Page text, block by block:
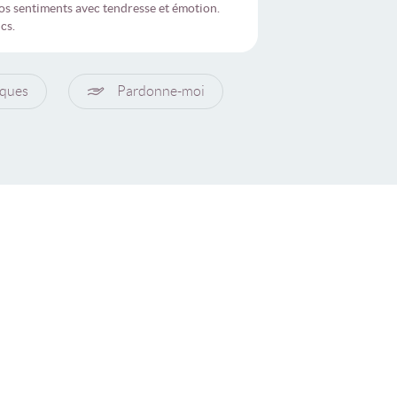
sentiments avec tendresse et émotion.
Pardonne-moi